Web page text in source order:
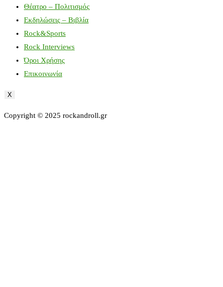
Θέατρο – Πολιτισμός
Εκδηλώσεις – Βιβλία
Rock&Sports
Rock Interviews
Όροι Χρήσης
Επικοινωνία
X
Copyright © 2025 rockandroll.gr